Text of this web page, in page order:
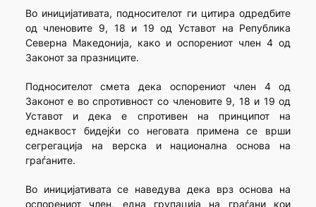
Во иницијативата, подносителот ги цитира одредбите
од членовите 9, 18 и 19 од Уставот на Република
Северна Македонија, како и оспорениот член 4 од
Законот за празниците.
Подносителот смета дека оспорениот член 4 од
Законот е во спротивност со членовите 9, 18 и 19 од
Уставот и дека е спротивен на принципот на
еднаквост бидејќи со неговата примена се врши
сегрегација на верска и национална основа на
граѓаните.
Во иницијативата се наведува дека врз основа на
оспорениот член, една групација на граѓани кои